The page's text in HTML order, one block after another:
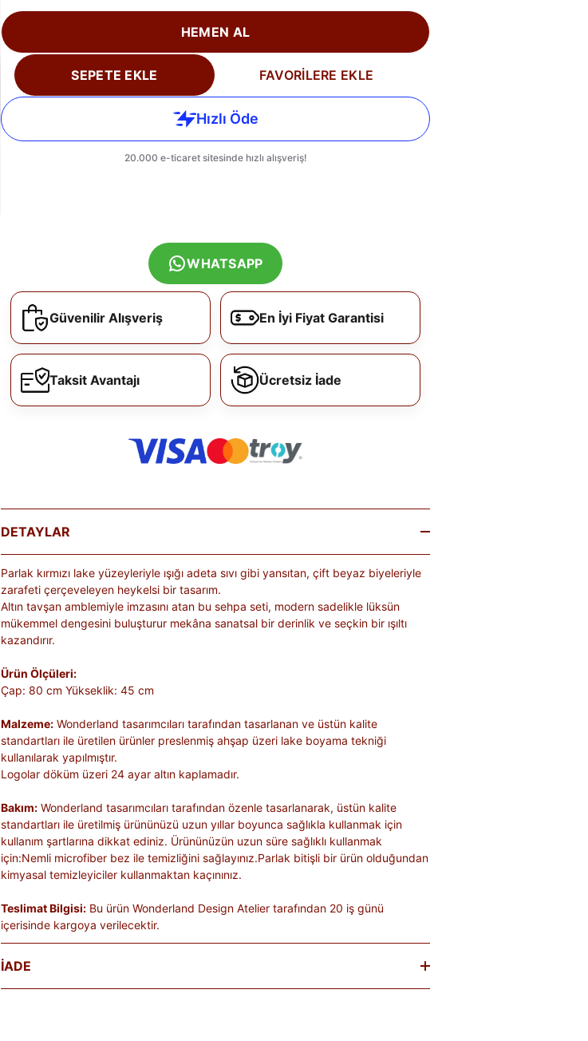
HEMEN AL
SEPETE EKLE FAVORİLERE EKLE
WHATSAPP
Güvenilir Alışveriş En İyi Fiyat Garantisi
Taksit Avantajı Ücretsiz İade
DETAYLAR
Parlak kırmızı lake yüzeyleriyle ışığı adeta sıvı gibi yansıtan, çift beyaz biyeleriyle
zarafeti çerçeveleyen heykelsi bir tasarım.
Altın tavşan amblemiyle imzasını atan bu sehpa seti, modern sadelikle lüksün
mükemmel dengesini buluşturur mekâna sanatsal bir derinlik ve seçkin bir ışıltı
kazandırır.
Ürün Ölçüleri:
Çap: 80 cm Yükseklik: 45 cm
Malzeme: Wonderland tasarımcıları tarafından tasarlanan ve üstün kalite
standartları ile üretilen ürünler preslenmiş ahşap üzeri lake boyama tekniği
kullanılarak yapılmıştır.
Logolar döküm üzeri 24 ayar altın kaplamadır.
Bakım: Wonderland tasarımcıları tarafından özenle tasarlanarak, üstün kalite
standartları ile üretilmiş ürününüzü uzun yıllar boyunca sağlıkla kullanmak için
kullanım şartlarına dikkat ediniz. Ürününüzün uzun süre sağlıklı kullanmak
için:Nemli microfiber bez ile temizliğini sağlayınız.Parlak bitişli bir ürün olduğundan
kimyasal temizleyiciler kullanmaktan kaçınınız.
Teslimat Bilgisi: Bu ürün Wonderland Design Atelier tarafından 20 iş günü
içerisinde kargoya verilecektir.
İADE